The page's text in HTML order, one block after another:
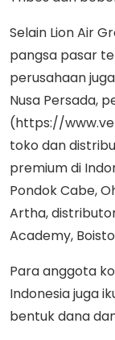
Selain Lion Air
pangsa pasar
perusahaan
Nusa Persada,
(https://
toko dan
premium di
Pondok Cabe,
Artha,
Academy,
Para anggota
Indonesia juga
bentuk dana